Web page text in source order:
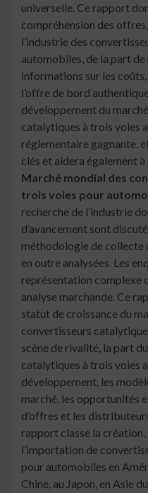
universelle. Ce rapport
compréhension des
l’industrie des
automobiles, de la part de
informations sur les
l’offre de bord
développement du
catalytiques à trois voies
réglementaire gagnante,
clés et aidera également
Marché mondial des
trois voies pour
recherche de l’industrie
d’avancement sont
méthodologie de collecte
en outre analysées. Les
représentation complexe
analyse marchande. Ce
statut de croissance du
convertisseurs
scène de rivalité, la part
catalytiques à trois voies
développement, les
marché, les opportunités
d’offres et les
rapport classe la
l’importation de
pour automobiles en
Chine, au Japon, en Asie